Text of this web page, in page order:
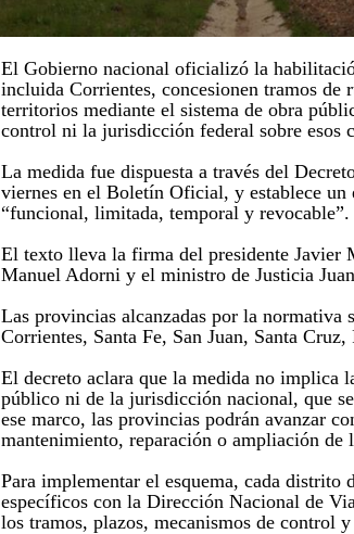
El Gobierno nacional oficializó la
incluida Corrientes, concesionen tramos de
territorios mediante el sistema de obra
control ni la jurisdicción federal sobre esos
La medida fue dispuesta a través del
viernes en el Boletín Oficial, y establece un
“funcional, limitada, temporal y revocable”.
El texto lleva la firma del presidente Javier
Manuel Adorni y el ministro de Justicia
Las provincias alcanzadas por la normativa
Corrientes, Santa Fe, San Juan, Santa
El decreto aclara que la medida no implica
público ni de la jurisdicción nacional, que
ese marco, las provincias podrán avanzar
mantenimiento, reparación o ampliación de
Para implementar el esquema, cada distrito
específicos con la Dirección Nacional de
los tramos, plazos, mecanismos de control